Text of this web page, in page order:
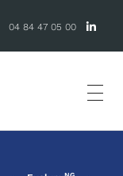
04 84 47 05 00